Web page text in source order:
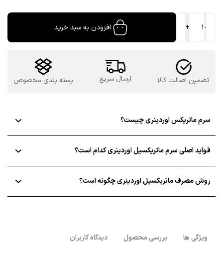
-ماتریکسیل
هیالورونیک
اوردینری
+ افزودن به سبد خرید
تضمین اصالت کالا ارسال سریع بسته بندی مخصوص
سرم ماتریکس اوردینری چیست؟
فواید اصلی سرم ماتریکسیل اوردینری کدام است؟
روش مصرف ماتریکسیل اوردینری چگونه است؟
ویژگی ها بررسی محصول دیدگاه کاربران